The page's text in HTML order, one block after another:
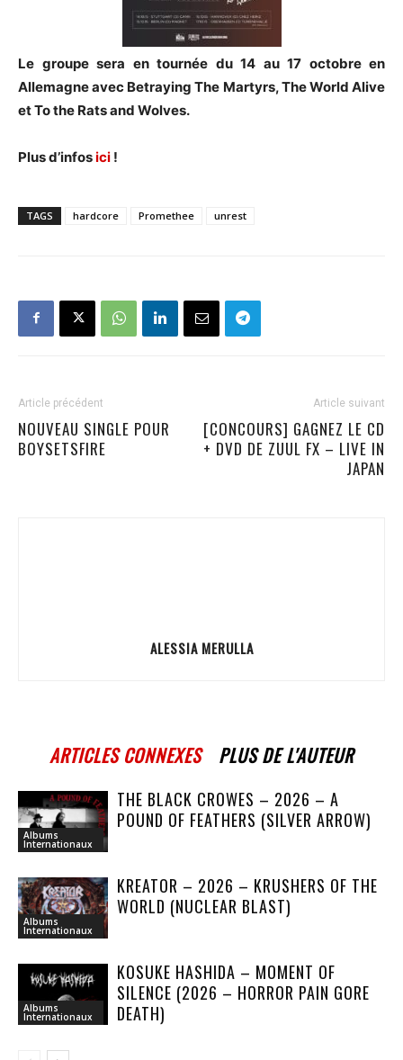
Le groupe sera en tournée du 14 au 17 octobre en
Allemagne avec Betraying The Martyrs, The World Alive
et To the Rats and Wolves.
Plus d’infosici !
TAGS hardcore Promethee unrest
Article précédent
NOUVEAU SINGLE POUR
BOYSETSFIRE
Article suivant
[CONCOURS] GAGNEZ LE CD
+ DVD DE ZUUL FX – LIVE IN
JAPAN
ALESSIA MERULLA
ARTICLES CONNEXES PLUS DE L'AUTEUR
Albums
Internationaux
THE BLACK CROWES – 2026 – A
POUND OF FEATHERS (SILVER ARROW)
Albums
Internationaux
KREATOR – 2026 – KRUSHERS OF THE
WORLD (NUCLEAR BLAST)
Albums
Internationaux
KOSUKE HASHIDA – MOMENT OF
SILENCE (2026 – HORROR PAIN GORE
DEATH)